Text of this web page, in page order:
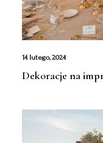
14 lutego, 2024
Dekoracje na